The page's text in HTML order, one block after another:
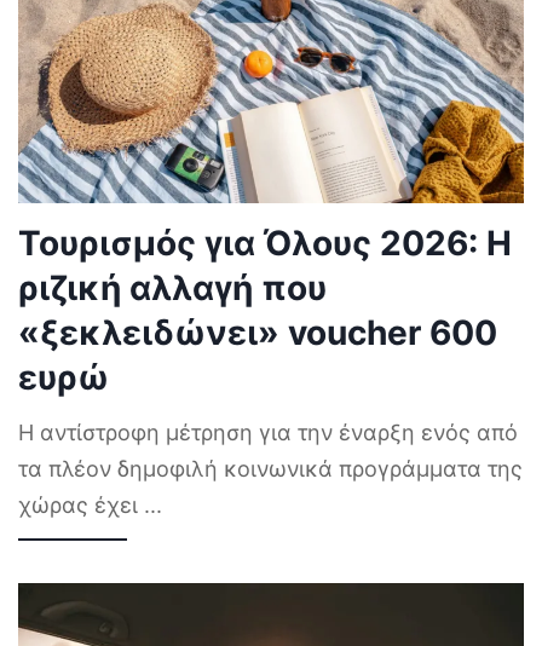
Τουρισμός για Όλους 2026: Η
ριζική αλλαγή που
«ξεκλειδώνει» voucher 600
ευρώ
Η αντίστροφη μέτρηση για την έναρξη ενός από
τα πλέον δημοφιλή κοινωνικά προγράμματα της
χώρας έχει ...